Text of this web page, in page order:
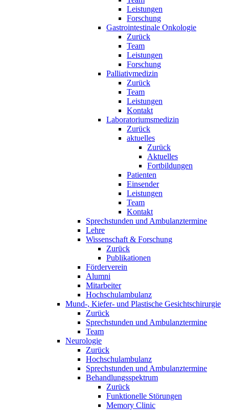
Leistungen
Forschung
Gastrointestinale Onkologie
Zurück
Team
Leistungen
Forschung
Palliativmedizin
Zurück
Team
Leistungen
Kontakt
Laboratoriumsmedizin
Zurück
aktuelles
Zurück
Aktuelles
Fortbildungen
Patienten
Einsender
Leistungen
Team
Kontakt
Sprechstunden und Ambulanztermine
Lehre
Wissenschaft & Forschung
Zurück
Publikationen
Förderverein
Alumni
Mitarbeiter
Hochschulambulanz
Mund-, Kiefer- und Plastische Gesichtschirurgie
Zurück
Sprechstunden und Ambulanztermine
Team
Neurologie
Zurück
Hochschulambulanz
Sprechstunden und Ambulanztermine
Behandlungsspektrum
Zurück
Funktionelle Störungen
Memory Clinic